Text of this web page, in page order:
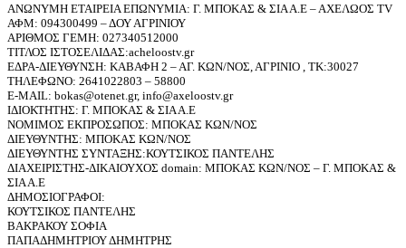
ΑΝΩΝΥΜΗ ΕΤΑΙΡΕΙΑ ΕΠΩΝΥΜΙΑ: Γ. ΜΠΟΚΑΣ & ΣΙΑ Α.Ε – ΑΧΕΛΩΟΣ TV
ΑΦΜ: 094300499 – ΔΟΥ ΑΓΡΙΝΙΟΥ
ΑΡΙΘΜΟΣ ΓΕΜΗ: 027340512000
ΤΙΤΛΟΣ ΙΣΤΟΣΕΛΙΔΑΣ:acheloostv.gr
ΕΔΡΑ-ΔΙΕΥΘΥΝΣΗ: ΚΑΒΑΦΗ 2 – ΑΓ. ΚΩΝ/ΝΟΣ, ΑΓΡΙΝΙΟ , ΤΚ:30027
ΤΗΛΕΦΩΝΟ: 2641022803 – 58800
E-MAIL: bokas@otenet.gr, info@axeloostv.gr
ΙΔΙΟΚΤΗΤΗΣ: Γ. ΜΠΟΚΑΣ & ΣΙΑ Α.Ε
ΝΟΜΙΜΟΣ ΕΚΠΡΟΣΩΠΟΣ: ΜΠΟΚΑΣ ΚΩΝ/ΝΟΣ
ΔΙΕΥΘΥΝΤΗΣ: ΜΠΟΚΑΣ ΚΩΝ/ΝΟΣ
ΔΙΕΥΘΥΝΤΗΣ ΣΥΝΤΑΞΗΣ:ΚΟΥΤΣΙΚΟΣ ΠΑΝΤΕΛΗΣ
ΔΙΑΧΕΙΡΙΣΤΗΣ-ΔΙΚΑΙΟΥΧΟΣ domain: ΜΠΟΚΑΣ ΚΩΝ/ΝΟΣ – Γ. ΜΠΟΚΑΣ &
ΣΙΑ Α.Ε
ΔΗΜΟΣΙΟΓΡΑΦΟΙ:
ΚΟΥΤΣΙΚΟΣ ΠΑΝΤΕΛΗΣ
ΒΑΚΡΑΚΟΥ ΣΟΦΙΑ
ΠΑΠΑΔΗΜΗΤΡΙΟΥ ΔΗΜΗΤΡΗΣ